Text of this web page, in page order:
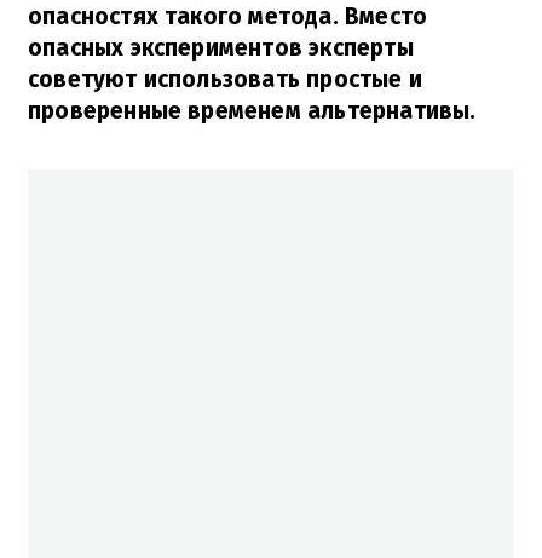
опасностях такого метода. Вместо
опасных экспериментов эксперты
советуют использовать простые и
проверенные временем альтернативы.